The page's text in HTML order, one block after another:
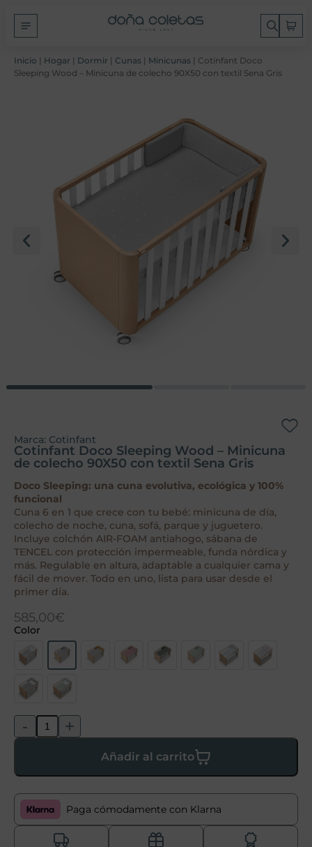
Inicio | Hogar | Dormir | Cunas | Minicunas | Cotinfant Doco
Sleeping Wood – Minicuna de colecho 90X50 con textil Sena Gris
Marca: Cotinfant
Cotinfant Doco Sleeping Wood – Minicuna
de colecho 90X50 con textil Sena Gris
Doco Sleeping: una cuna evolutiva, ecológica y 100%
funcional
Cuna 6 en 1 que crece con tu bebé: minicuna de día,
colecho de noche, cuna, sofá, parque y juguetero.
Incluye colchón AIR-FOAM antiahogo, sábana de
TENCEL con protección impermeable, funda nórdica y
más. Regulable en altura, adaptable a cualquier cama y
fácil de mover. Todo en uno, lista para usar desde el
primer día.
585,00€
Color
- +
Añadir al carrito
Paga cómodamente con Klarna